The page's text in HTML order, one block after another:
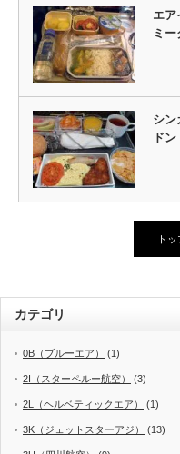
エ
ミ
シ
ド
ト
カテゴリ
0B（ブルーエア） (1)
2I（スターペルー航空） (3)
2L（ヘルベティックエア） (1)
3K（ジェットスターアジ） (13)